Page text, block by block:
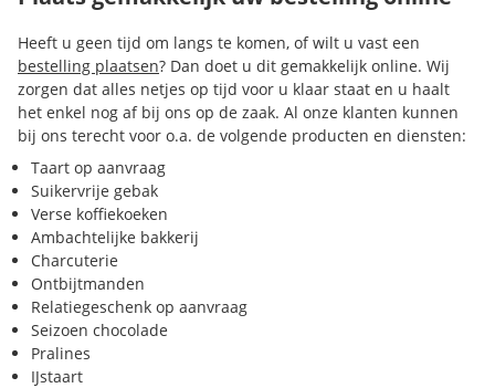
Heeft u geen tijd om langs te komen, of wilt u vast een
bestelling plaatsen? Dan doet u dit gemakkelijk online. Wij
zorgen dat alles netjes op tijd voor u klaar staat en u haalt
het enkel nog af bij ons op de zaak. Al onze klanten kunnen
bij ons terecht voor o.a. de volgende producten en diensten:
Taart op aanvraag
Suikervrije gebak
Verse koffiekoeken
Ambachtelijke bakkerij
Charcuterie
Ontbijtmanden
Relatiegeschenk op aanvraag
Seizoen chocolade
Pralines
IJstaart